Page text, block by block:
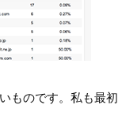
ものです。私も最初